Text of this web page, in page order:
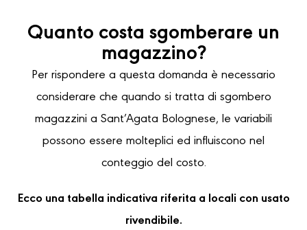
Quanto costa sgomberare un
magazzino?
Per rispondere a questa domanda è necessario
considerare che quando si tratta di sgombero
magazzini a Sant’Agata Bolognese, le variabili
possono essere molteplici ed influiscono nel
conteggio del costo.
Ecco una tabella indicativa riferita a locali con usato
rivendibile.